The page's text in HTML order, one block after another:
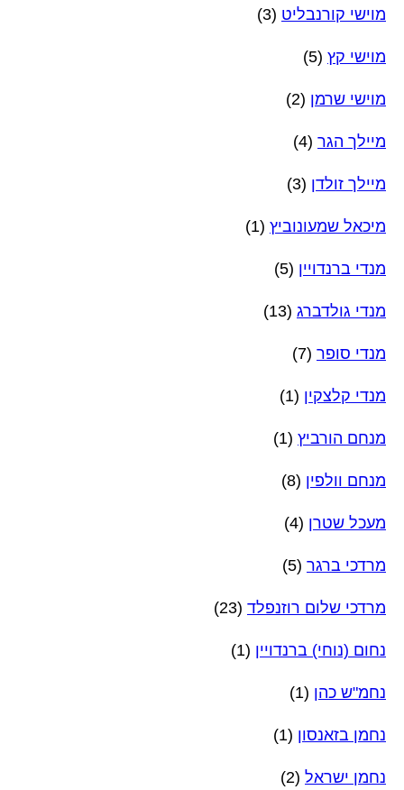
מוישי קורנבליט (3)
מוישי קץ (5)
מוישי שרמן (2)
מיילך הגר (4)
מיילך זולדן (3)
מיכאל שמעונוביץ (1)
מנדי ברנדויין (5)
מנדי גולדברג (13)
מנדי סופר (7)
מנדי קלצקין (1)
מנחם הורביץ (1)
מנחם וולפין (8)
מעכל שטרן (4)
מרדכי ברגר (5)
מרדכי שלום רוזנפלד (23)
נחום (נוחי) ברנדויין (1)
נחמ"ש כהן (1)
נחמן בזאנסון (1)
נחמן ישראל (2)